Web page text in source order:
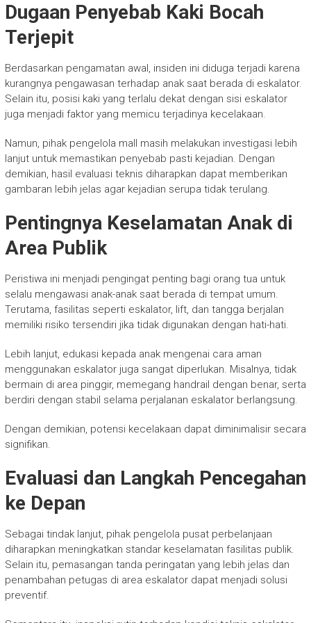
Dugaan Penyebab Kaki Bocah
Terjepit
Berdasarkan pengamatan awal, insiden ini diduga terjadi karena
kurangnya pengawasan terhadap anak saat berada di eskalator.
Selain itu, posisi kaki yang terlalu dekat dengan sisi eskalator
juga menjadi faktor yang memicu terjadinya kecelakaan.
Namun, pihak pengelola mall masih melakukan investigasi lebih
lanjut untuk memastikan penyebab pasti kejadian. Dengan
demikian, hasil evaluasi teknis diharapkan dapat memberikan
gambaran lebih jelas agar kejadian serupa tidak terulang.
Pentingnya Keselamatan Anak di
Area Publik
Peristiwa ini menjadi pengingat penting bagi orang tua untuk
selalu mengawasi anak-anak saat berada di tempat umum.
Terutama, fasilitas seperti eskalator, lift, dan tangga berjalan
memiliki risiko tersendiri jika tidak digunakan dengan hati-hati.
Lebih lanjut, edukasi kepada anak mengenai cara aman
menggunakan eskalator juga sangat diperlukan. Misalnya, tidak
bermain di area pinggir, memegang handrail dengan benar, serta
berdiri dengan stabil selama perjalanan eskalator berlangsung.
Dengan demikian, potensi kecelakaan dapat diminimalisir secara
signifikan.
Evaluasi dan Langkah Pencegahan
ke Depan
Sebagai tindak lanjut, pihak pengelola pusat perbelanjaan
diharapkan meningkatkan standar keselamatan fasilitas publik.
Selain itu, pemasangan tanda peringatan yang lebih jelas dan
penambahan petugas di area eskalator dapat menjadi solusi
preventif.